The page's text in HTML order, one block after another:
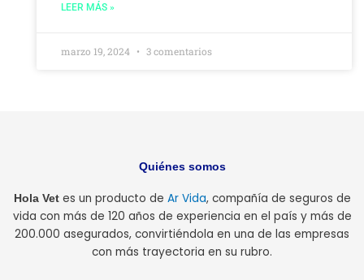
LEER MÁS »
marzo 19, 2024 3 comentarios
Quiénes somos
Hola Vet es un producto de Ar Vida, compañía de seguros de
vida con más de 120 años de experiencia en el país y más de
200.000 asegurados, convirtiéndola en una de las empresas
con más trayectoria en su rubro.